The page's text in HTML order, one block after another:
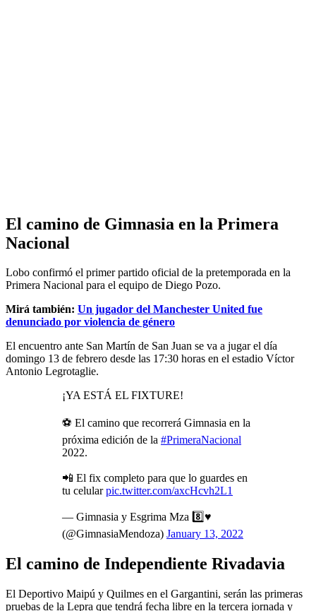
El camino de Gimnasia en la Primera
Nacional
Lobo confirmó el primer partido oficial de la pretemporada en la
Primera Nacional para el equipo de Diego Pozo.
Mirá también: Un jugador del Manchester United fue
denunciado por violencia de género
El encuentro ante San Martín de San Juan se va a jugar el día
domingo 13 de febrero desde las 17:30 horas en el estadio Víctor
Antonio Legrotaglie.
¡YA ESTÁ EL FIXTURE!
⚽ El camino que recorrerá Gimnasia en la
próxima edición de la #PrimeraNacional
2022.
📲 El fix completo para que lo guardes en
tu celularpic.twitter.com/axcHcvh2L1
— Gimnasia y Esgrima Mza 8️⃣♥️
(@GimnasiaMendoza) January 13, 2022
El camino de Independiente Rivadavia
El Deportivo Maipú y Quilmes en el Gargantini, serán las primeras
pruebas de la Lepra que tendrá fecha libre en la tercera jornada y